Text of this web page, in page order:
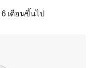
เดือนขึ้นไป